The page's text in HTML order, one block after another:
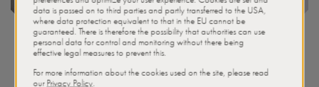
Kiváló konyha